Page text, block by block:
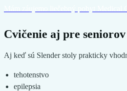
Cvičenie aj pre
Aj keď sú Slender stoly prakticky
tehotenstvo
epilepsia